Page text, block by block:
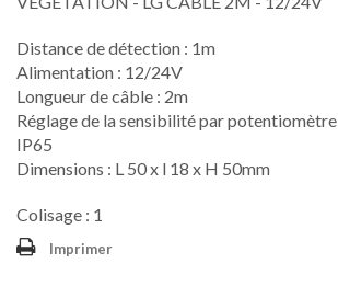
Distance de détection : 1m
Alimentation : 12/24V
Longueur de câble : 2m
Réglage de la sensibilité par potentiomètre
IP65
Dimensions : L 50 x l 18 x H 50mm
Colisage : 1
Imprimer